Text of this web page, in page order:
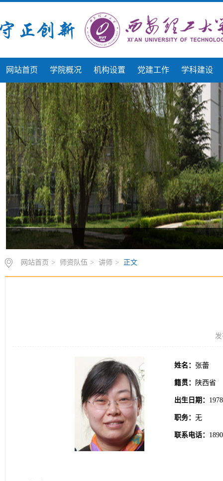
网站首页 学院概况 机构设置 党建工作 学科建设
网站首页 > 师资队伍 > 讲师 > 正文
发
姓名： 张蕾
籍贯： 陕西省
出生日期：
职务： 无
联系电话：